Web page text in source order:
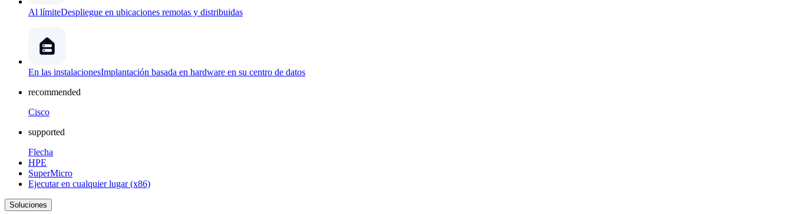
Al límiteDespliegue en ubicaciones remotas y distribuidas
En las instalacionesImplantación basada en hardware en su centro de datos
recommended
Cisco
supported
Flecha
HPE
SuperMicro
Ejecutar en cualquier lugar (x86)
Soluciones